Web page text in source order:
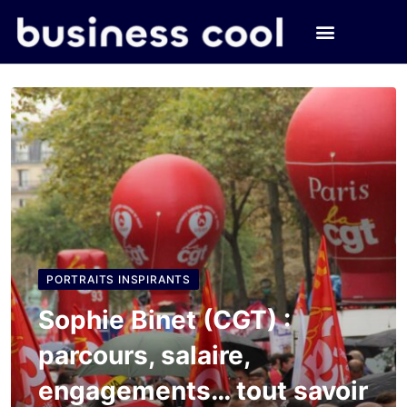
PORTRAITS INSPIRANTS
Sophie Binet (CGT) :
parcours, salaire,
engagements… tout savoir